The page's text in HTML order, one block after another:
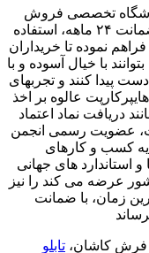
تخصصی فروش
فرش در کشور، در کنار تنوع محصولات، ضمانت ۲۴ ماهه، استفاده
نموده تا خریداران
با خیال آسوده و با
پیدا کنند و تجربهای
عالوه بر اخذ
دریافت نماد اعتماد
عضویت رسمی انجمن
کسب و کارهای
استاندارد های جهانی
عرضه می کند را نیز
زمان، با ضمانت
فرش کاشان، تابلو